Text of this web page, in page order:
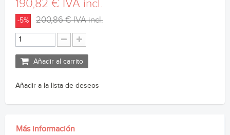
190,82 € IVA incl.
-5% 200,86 €IVA incl.
Añadir al carrito
Añadir a la lista de deseos
Más información